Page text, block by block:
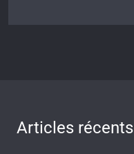
Articles récents